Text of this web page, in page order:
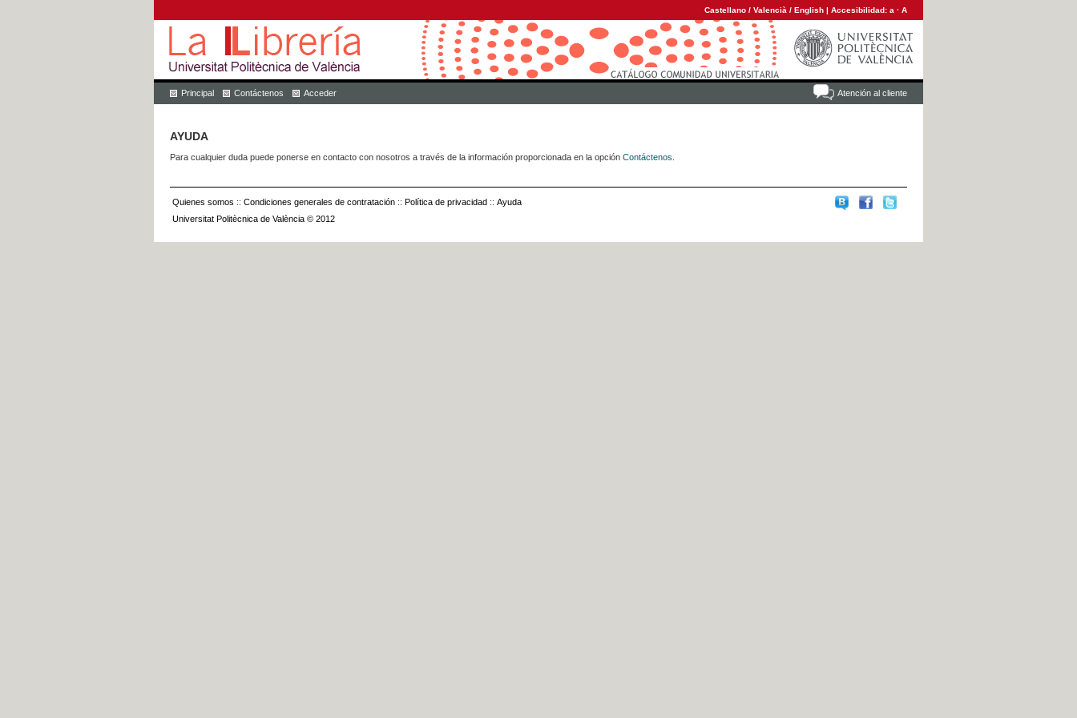
Castellano / Valencià / English | Accesibilidad: a · A
Atención al cliente
Principal Contáctenos Acceder
AYUDA
Para cualquier duda puede ponerse en contacto con nosotros a través de la información proporcionada en la opción Contáctenos
Quienes somos :: Condiciones generales de contratación :: Política de privacidad :: Ayuda
Universitat Politècnica de València © 2012